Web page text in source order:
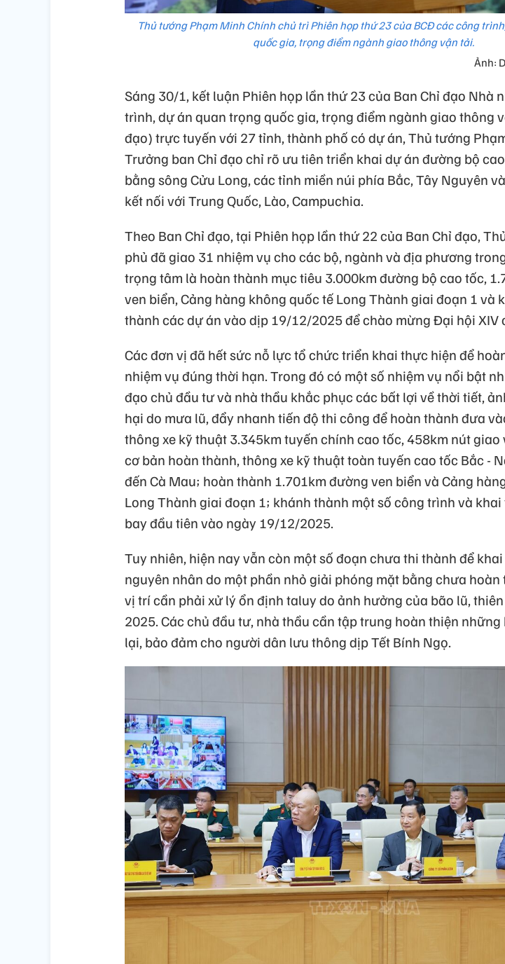
Thủ tướng Phạm Minh Chính chủ trì Phiên họp thứ 23 của BCĐ các công
quốc gia, trọng điểm ngành giao thông vận tải.
Ảnh:
Sáng 30/1, kết luận Phiên họp lần thứ 23 của Ban Chỉ đạo Nhà
trình, dự án quan trọng quốc gia, trọng điểm ngành giao thông
đạo) trực tuyến với 27 tỉnh, thành phố có dự án, Thủ tướng
Trưởng ban Chỉ đạo chỉ rõ ưu tiên triển khai dự án đường bộ
bằng sông Cửu Long, các tỉnh miền núi phía Bắc, Tây Nguyên
kết nối với Trung Quốc, Lào, Campuchia.
Theo Ban Chỉ đạo, tại Phiên họp lần thứ 22 của Ban Chỉ đạo,
phủ đã giao 31 nhiệm vụ cho các bộ, ngành và địa phương
trọng tâm là hoàn thành mục tiêu 3.000km đường bộ cao tốc,
ven biển, Cảng hàng không quốc tế Long Thành giai đoạn 1 và
thành các dự án vào dịp 19/12/2025 để chào mừng Đại hội XIV
Các đơn vị đã hết sức nỗ lực tổ chức triển khai thực hiện để
nhiệm vụ đúng thời hạn. Trong đó có một số nhiệm vụ nổi bật
đạo chủ đầu tư và nhà thầu khắc phục các bất lợi về thời tiết,
hại do mưa lũ, đẩy nhanh tiến độ thi công để hoàn thành đưa
thông xe kỹ thuật 3.345km tuyến chính cao tốc, 458km nút giao
cơ bản hoàn thành, thông xe kỹ thuật toàn tuyến cao tốc Bắc -
đến Cà Mau; hoàn thành 1.701km đường ven biển và Cảng
Long Thành giai đoạn 1; khánh thành một số công trình và
bay đầu tiên vào ngày 19/12/2025.
Tuy nhiên, hiện nay vẫn còn một số đoạn chưa thi thành để
nguyên nhân do một phần nhỏ giải phóng mặt bằng chưa hoàn
vị trí cần phải xử lý ổn định taluy do ảnh hưởng của bão lũ,
2025. Các chủ đầu tư, nhà thầu cần tập trung hoàn thiện
lại, bảo đảm cho người dân lưu thông dịp Tết Bính Ngọ.